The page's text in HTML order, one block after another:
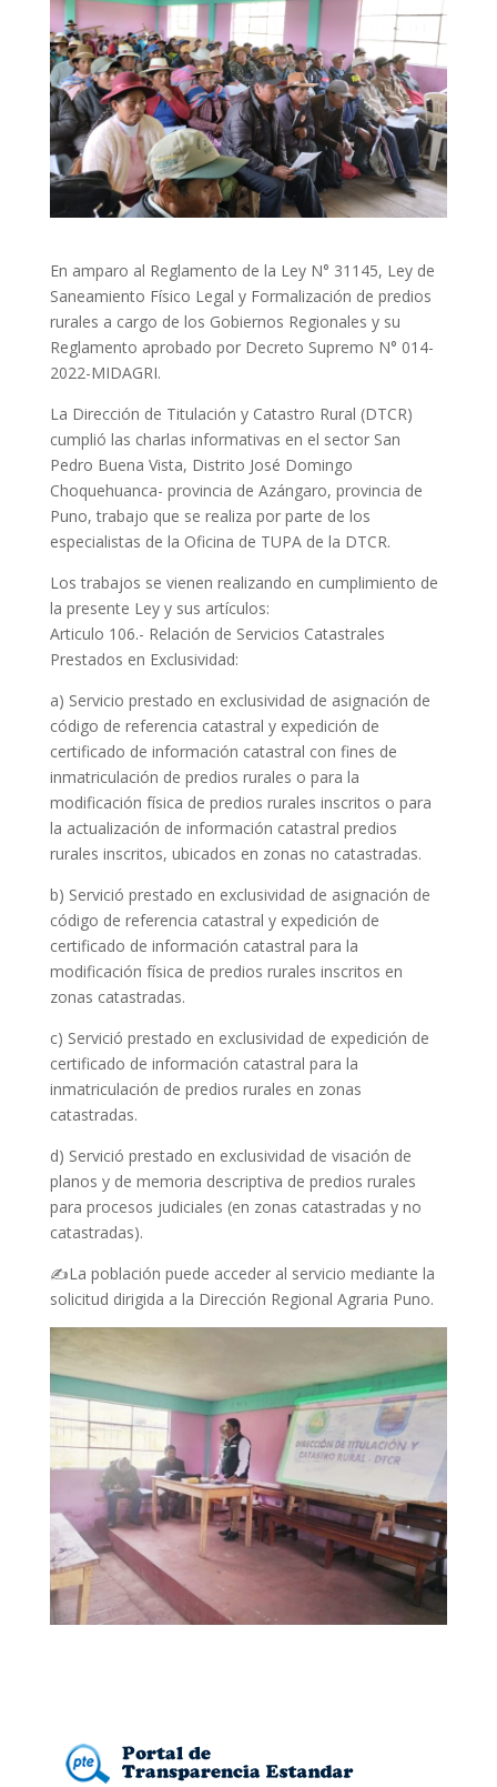
En amparo al Reglamento de la Ley N° 31145, Ley de
Saneamiento Físico Legal y Formalización de predios
rurales a cargo de los Gobiernos Regionales y su
Reglamento aprobado por Decreto Supremo N° 014-
2022-MIDAGRI.
La Dirección de Titulación y Catastro Rural (DTCR)
cumplió las charlas informativas en el sector San
Pedro Buena Vista, Distrito José Domingo
Choquehuanca- provincia de Azángaro, provincia de
Puno, trabajo que se realiza por parte de los
especialistas de la Oficina de TUPA de la DTCR.
Los trabajos se vienen realizando en cumplimiento de
la presente Ley y sus artículos:
Articulo 106.- Relación de Servicios Catastrales
Prestados en Exclusividad:
a) Servicio prestado en exclusividad de asignación de
código de referencia catastral y expedición de
certificado de información catastral con fines de
inmatriculación de predios rurales o para la
modificación física de predios rurales inscritos o para
la actualización de información catastral predios
rurales inscritos, ubicados en zonas no catastradas.
b) Servició prestado en exclusividad de asignación de
código de referencia catastral y expedición de
certificado de información catastral para la
modificación física de predios rurales inscritos en
zonas catastradas.
c) Servició prestado en exclusividad de expedición de
certificado de información catastral para la
inmatriculación de predios rurales en zonas
catastradas.
d) Servició prestado en exclusividad de visación de
planos y de memoria descriptiva de predios rurales
para procesos judiciales (en zonas catastradas y no
catastradas).
✍️La población puede acceder al servicio mediante la
solicitud dirigida a la Dirección Regional Agraria Puno.